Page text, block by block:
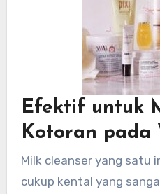
Efektif untuk
Kotoran pada
Milk cleanser yang satu
cukup kental yang